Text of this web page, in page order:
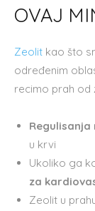
OVAJ
Zeolit kao što
određenim
recimo prah od
Regulisanja
u krvi
Ukoliko ga
za
Zeolit u